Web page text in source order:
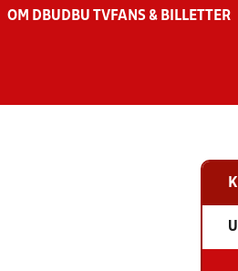
OM DBU DBU TV FANS & BILLETTER